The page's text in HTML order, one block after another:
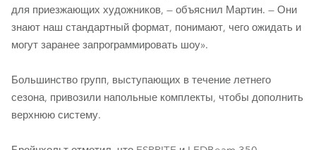
для приезжающих художников, — объяснил Мартин. — Они
знают наш стандартный формат, понимают, чего ожидать и
могут заранее запрограммировать шоу».
Большинство групп, выступающих в течение летнего
сезона, привозили напольные комплекты, чтобы дополнить
верхнюю систему.